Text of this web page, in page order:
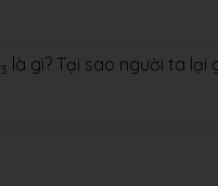
3 là gì? Tại sao người ta lại